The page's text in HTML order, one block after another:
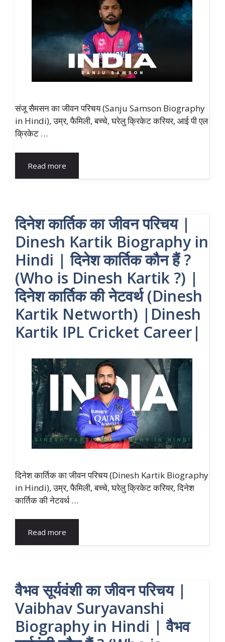
संजू सैमसन का जीवन परिचय (Sanju Samson Biography
in Hindi), उम्र, फैमिली, बच्चे, घरेलु क्रिकेट करियर, आई पी एल
क्रिकेट …
Read more
दिनेश कार्तिक का जीवन परिचय |
Dinesh Kartik Biography in
Hindi | दिनेश कार्तिक कौन हैं ?
(Who is Dinesh Kartik ?) |
दिनेश कार्तिक की नेटवर्थ (Dinesh
Kartik Networth) |Dinesh
Kartik IPL Cricket Career|
दिनेश कार्तिक का जीवन परिचय (Dinesh Kartik Biography
in Hindi), उम्र, फैमिली, बच्चे, घरेलु क्रिकेट करियर, दिनेश
कार्तिक की नेटवर्थ …
Read more
वैभव सूर्यवंशी का जीवन परिचय |
Vaibhav Suryavanshi
Biography in Hindi | वैभव